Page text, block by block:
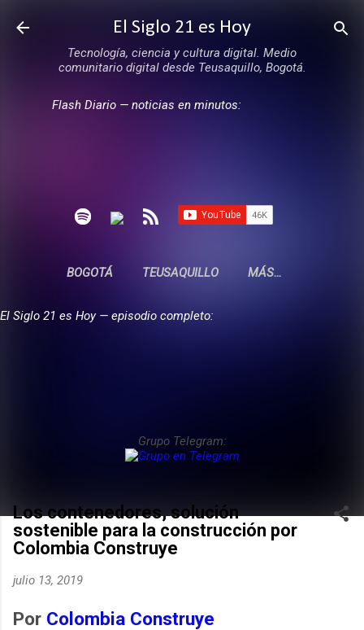
Ir al contenido principal
El Siglo 21 es Hoy
Tecnología, ciencia y cultura digital. Medio
comunitario digital desde Teusaquillo, Bogotá.
Flash Diario — noticias en minutos:
BOGOTÁ TEUSAQUILLO MÁS…
El Siglo 21 es Hoy — episodio completo:
Grupo Telegram:
Los contenedores, solución
sostenible para la construcción por
Colombia Construye
julio 13, 2019
Por Colombia Construye